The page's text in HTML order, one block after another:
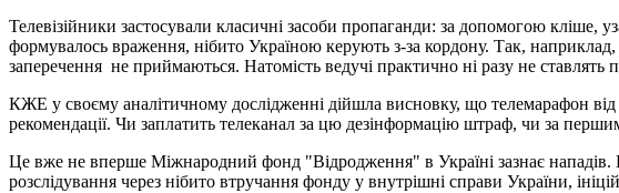
Телевізійники застосували класичні засоби пропаганди: за допомогою кліше,
формувалось враження, нібито Україною керують з-за кордону. Так,
заперечення не приймаються. Натомість ведучі практично ні разу не ставлять
КЖЕ у своєму аналітичному дослідженні дійшла висновку, що телемарафон
рекомендації. Чи заплатить телеканал за цю дезінформацію штраф, чи за
Це вже не вперше Міжнародний фонд "Відродження" в Україні зазнає нападів.
розслідування через нібито втручання фонду у внутрішні справи України,